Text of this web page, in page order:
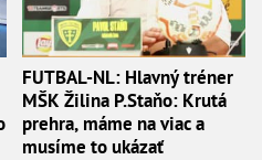
FUTBAL-NL: Hlavný tréner
MŠK Žilina P.Staňo: Krutá
prehra, máme na viac a
musíme to ukázať